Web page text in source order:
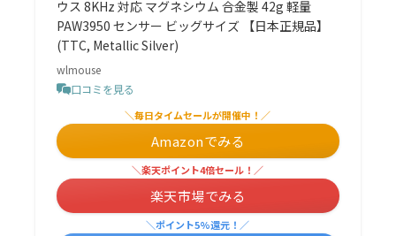
ウス 8KHz 対応 マグネシウム 合金製 42g 軽量
PAW3950 センサー ビッグサイズ 【日本正規品】
(TTC, Metallic Silver)
wlmouse
口コミを見る
＼毎日タイムセールが開催中！／
Amazonでみる
＼楽天ポイント4倍セール！／
楽天市場でみる
＼ポイント5%還元！／